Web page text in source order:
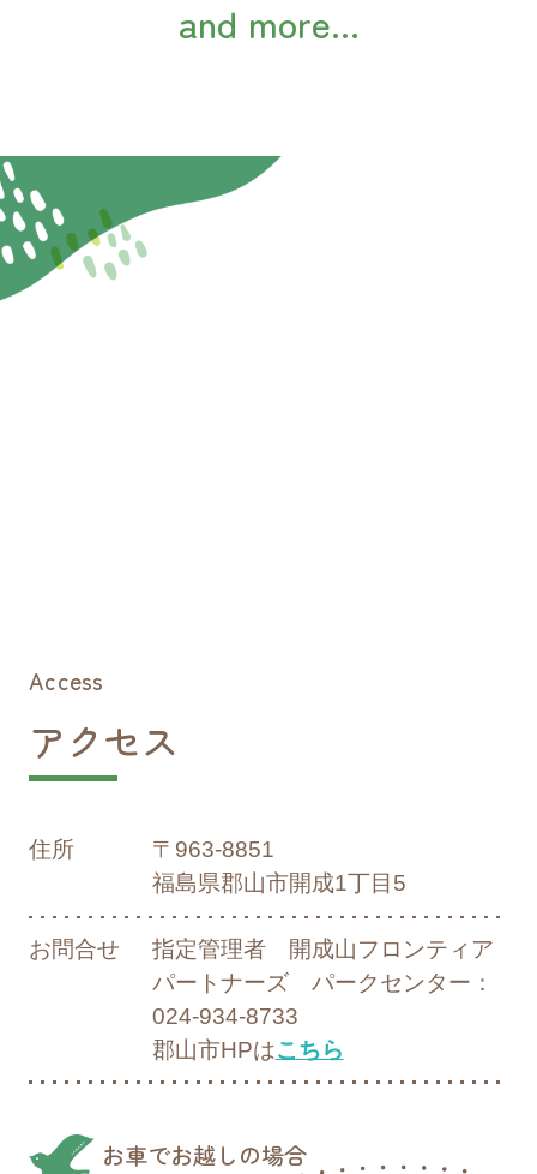
「子ども水遊びランド&マルシェ」台風接近
「水合戦グランプリin開成山公園」開催の
お知らせ
2024/04/01
開成二丁目公園駐車場について
2024/04/01 お知らせ
開成山公園内のココが新しく変わりまし
た！
リリース
2024年4月1日開成山公園のホームページを
and more...
Access
アクセス
住所
〒963-8851
福島県郡山市開成1丁目5
お問合せ
指定管理者 開成山フロンティア
パートナーズ パークセンター：
024-934-8733
郡山市HPはこちら
お車でお越しの場合